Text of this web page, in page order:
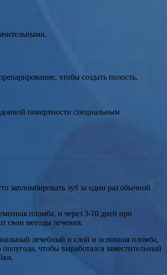
чтобы создать полость,
поверхности специальным
запломбировать зуб за один раз обычной
пломба, и через 3-10 дней при
свои методы лечения.
лечебный и слой и основная пломба,
чтобы выработался заместительный